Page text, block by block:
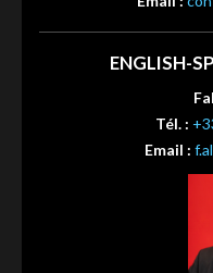
ENGLISH-
Tél. :
Email :